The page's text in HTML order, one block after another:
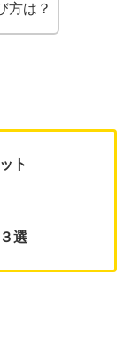
方は？
ト
選